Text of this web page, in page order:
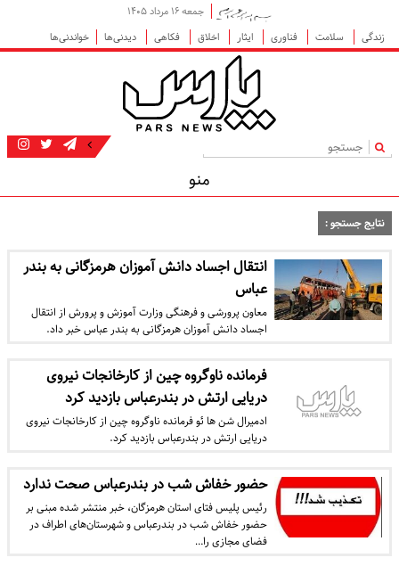
جمعه ۱۶ مرداد ۱۴۰۵
زندگی
سلامت فناوری ایثار اخلاق فکاهی دیدنی‌ها خواندنی‌ها
|
منو
نتایج جستجو :
انتقال اجساد دانش آموزان هرمزگانی به بندر
عباس
معاون پرورشی و فرهنگی وزارت آموزش و پرورش از انتقال
اجساد دانش آموزان هرمزگانی به بندر عباس خبر داد.
فرمانده ناوگروه چین از کارخانجات نیروی
دریایی ارتش در بندرعباس بازدید کرد
ادمیرال شن ها ئو فرمانده ناوگروه چین از کارخانجات نیروی
دریایی ارتش در بندرعباس بازدید کرد.
حضور خفاش شب در بندرعباس صحت ندارد
رئیس پلیس فتای استان هرمزگان، خبر منتشر شده مبنی بر
حضور خفاش شب در بندرعباس و شهرستان‌های اطراف در
فضای مجازی را…